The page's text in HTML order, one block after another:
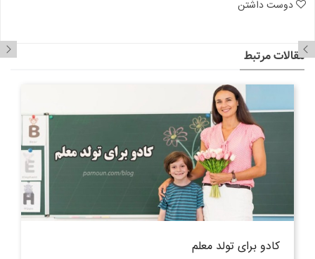
دوست داشتن
مقالات مرتبط
کادو برای تولد معلم